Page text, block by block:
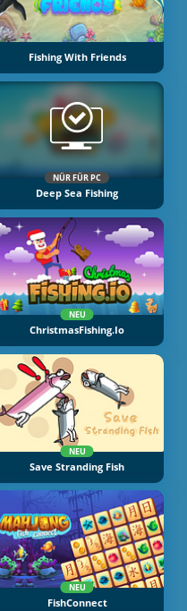
Fishing With Friends
NÜR FÜR PC
Deep Sea Fishing
NEU
ChristmasFishing.io
NEU
Save Stranding Fish
NEU
FishConnect